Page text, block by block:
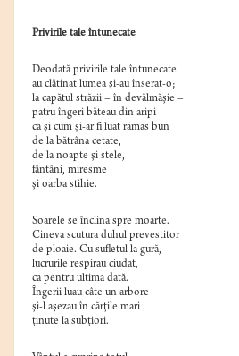
Privirile tale întunecate
Deodată privirile tale întunecate
au clătinat lumea şi-au înserat-o;
la capătul străzii – în devălmăşie –
patru îngeri băteau din aripi
ca şi cum şi-ar fi luat rămas bun
de la bătrâna cetate,
de la noapte şi stele,
fântâni, miresme
şi oarba stihie.
Soarele se înclina spre moarte.
Cineva scutura duhul prevestitor
de ploaie. Cu sufletul la gură,
lucrurile respirau ciudat,
ca pentru ultima dată.
Îngerii luau câte un arbore
şi-l aşezau în cărţile mari
ţinute la subţiori.